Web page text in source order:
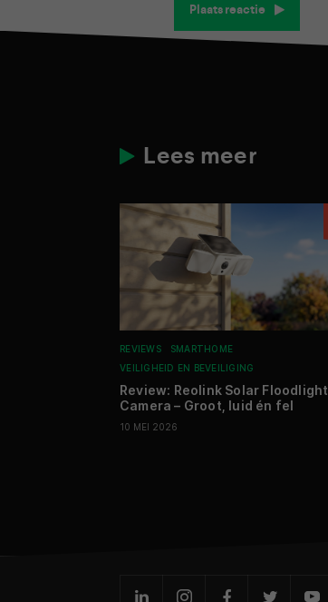
Plaats reactie
Lees meer
REVIEWS
SMARTHOME
VEILIGHEID EN BEVEILIGING
Review: Reolink Solar Floodlight
Camera – Groot, luid én fel
10 MEI 2026